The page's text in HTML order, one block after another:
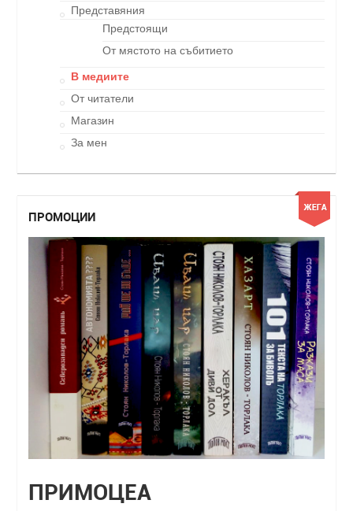
Представяния
Предстоящи
От мястото на събитието
В медиите
От читатели
Магазин
За мен
ПРОМОЦИИ
ПРИМОЦЕА